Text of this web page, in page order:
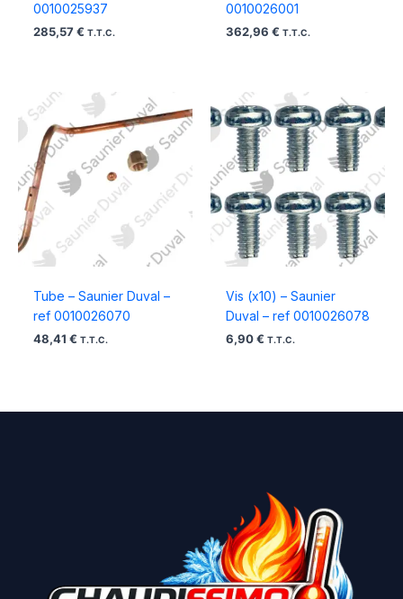
0010025937
285,57 € T.T.C.
0010026001
362,96 € T.T.C.
Tube – Saunier Duval –
ref 0010026070
48,41 € T.T.C.
Vis (x10) – Saunier
Duval – ref 0010026078
6,90 € T.T.C.